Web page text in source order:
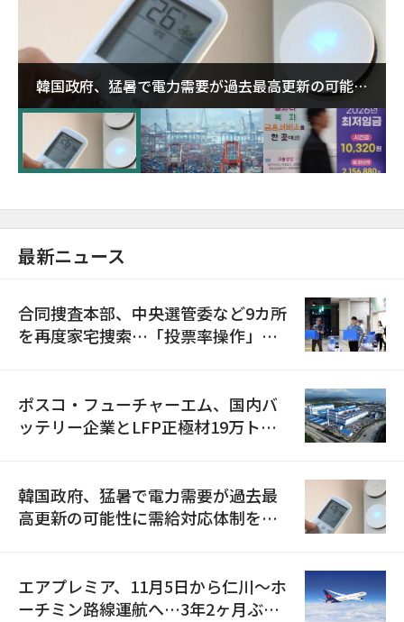
韓国政府、猛暑で電力需要が過去最高更新の可能性
に需給対応体制を点検
最新ニュース
合同捜査本部、中央選管委など9カ所
を再度家宅捜索…「投票率操作」の
ポスコ・フューチャーエム、国内バ
ッテリー企業とLFP正極材19万トン
韓国政府、猛暑で電力需要が過去最
高更新の可能性に需給対応体制を点
エアプレミア、11月5日から仁川〜ホ
ーチミン路線運航へ…3年2ヶ月ぶり